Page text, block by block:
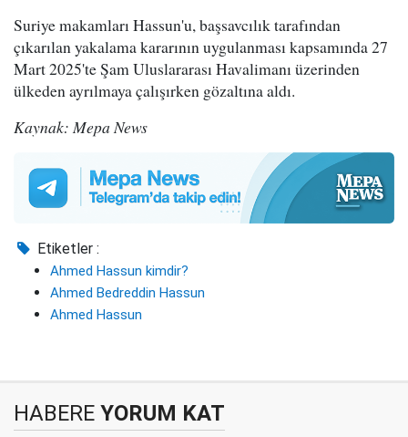
Suriye makamları Hassun'u, başsavcılık tarafından
çıkarılan yakalama kararının uygulanması kapsamında 27
Mart 2025'te Şam Uluslararası Havalimanı üzerinden
ülkeden ayrılmaya çalışırken gözaltına aldı.
Kaynak: Mepa News
Etiketler :
Ahmed Hassun kimdir?
Ahmed Bedreddin Hassun
Ahmed Hassun
HABERE YORUM KAT